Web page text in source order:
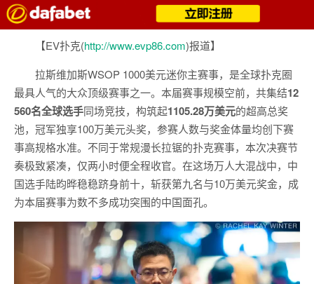
【EV扑克(http://www.evp86.com)报道】
拉斯维加斯WSOP 1000美元迷你主赛事，是全球扑克圈
最具人气的大众顶级赛事之一。本届赛事规模空前，共集结12
560名全球选手同场竞技，构筑起1105.28万美元的超高总奖
池，冠军独享100万美元头奖，参赛人数与奖金体量均创下赛
事高规格水准。不同于常规漫长拉锯的扑克赛事，本次决赛节
奏极致紧凑，仅两小时便全程收官。在这场万人大混战中，中
国选手陆昀晔稳稳跻身前十，斩获第九名与10万美元奖金，成
为本届赛事为数不多成功突围的中国面孔。